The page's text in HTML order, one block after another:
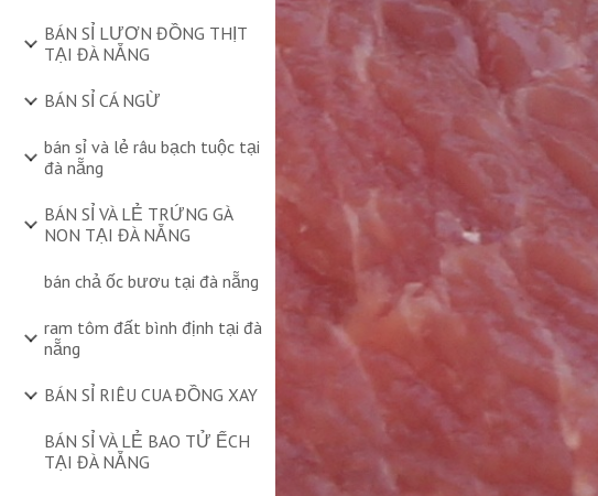
BÁN SỈ LƯƠN ĐỒNG THỊT
TẠI ĐÀ NẴNG
BÁN SỈ CÁ NGỪ
bán sỉ và lẻ râu bạch tuộc tại
đà nẵng
BÁN SỈ VÀ LẺ TRỨNG GÀ
NON TẠI ĐÀ NẴNG
bán chả ốc bươu tại đà nẵng
ram tôm đất bình định tại đà
nẵng
BÁN SỈ RIÊU CUA ĐỒNG XAY
BÁN SỈ VÀ LẺ BAO TỬ ẾCH
TẠI ĐÀ NẴNG